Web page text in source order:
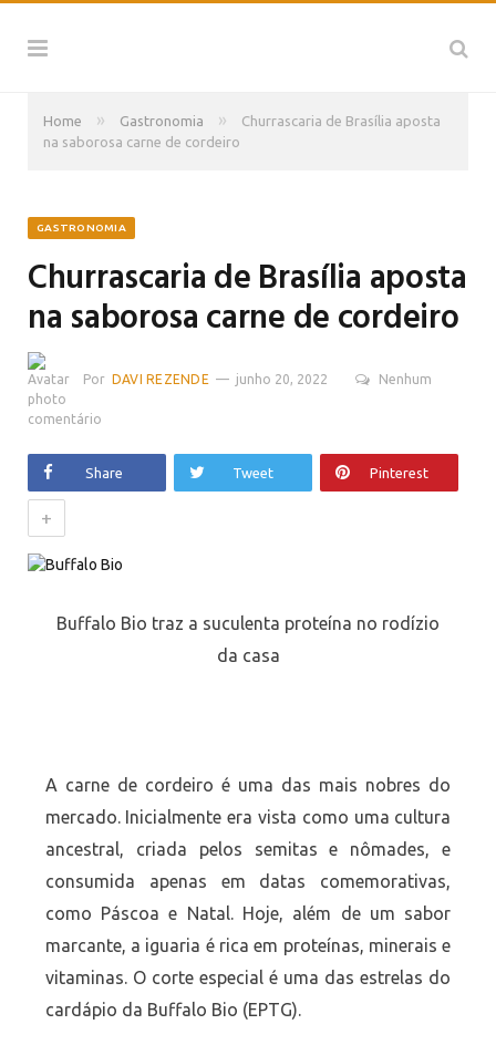
Home » Gastronomia »
Churrascaria de Brasília aposta
na saborosa carne de cordeiro
GASTRONOMIA
Churrascaria de Brasília aposta
na saborosa carne de cordeiro
Por DAVI REZENDE junho 20, 2022 Nenhum
comentário
Share Tweet Pinterest
+
Buffalo Bio traz a suculenta proteína no rodízio
da casa
A carne de cordeiro é uma das mais nobres do
mercado. Inicialmente era vista como uma cultura
ancestral, criada pelos semitas e nômades, e
consumida apenas em datas comemorativas,
como Páscoa e Natal. Hoje, além de um sabor
marcante, a iguaria é rica em proteínas, minerais e
vitaminas. O corte especial é uma das estrelas do
cardápio da Buffalo Bio (EPTG).